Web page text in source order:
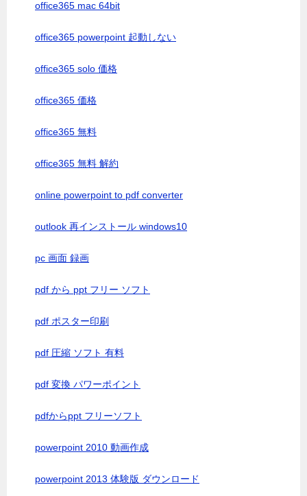
office365 mac 64bit
office365 powerpoint 起動しない
office365 solo 価格
office365 価格
office365 無料
office365 無料 解約
online powerpoint to pdf converter
outlook 再インストール windows10
pc 画面 録画
pdf から ppt フリー ソフト
pdf ポスター印刷
pdf 圧縮 ソフト 有料
pdf 変換 パワーポイント
pdfからppt フリーソフト
powerpoint 2010 動画作成
powerpoint 2013 体験版 ダウンロード